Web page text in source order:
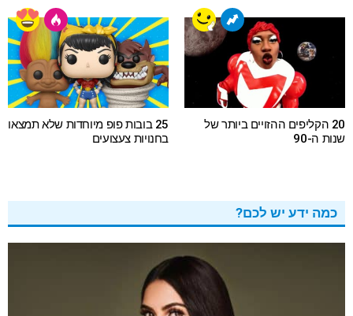
20 הקליפים ההזויים ביותר של
שנות ה-90
25 בובות פופ מיוחדות שלא תמצאו
בחנויות צעצועים
כמה ידע יש לכם?